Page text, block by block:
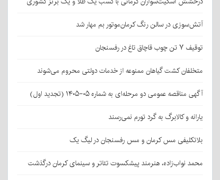
آتش‌سوزی در سالن رنگ کرمان‌موتور بم مهار شد
توقیف ۷ تن چوب قاچاق تاغ در رفسنجان
متخلفان کشت گیاهان ممنوعه از خدمات دولتی محروم می‌شوند
آگهی مناقصه عمومی دو مرحله‌ای به شماره ۰۵-۱۴۰۵ (تجدید اول)
یارانه و کالابرگ به گرد تورم نمی‌رسند
بلاتکلیفی مس کرمان و مس رفسنجان در لیگ یک
محمد نواب‌زاده، هنرمند پیشکسوت تئاتر و سینمای کرمان درگذشت